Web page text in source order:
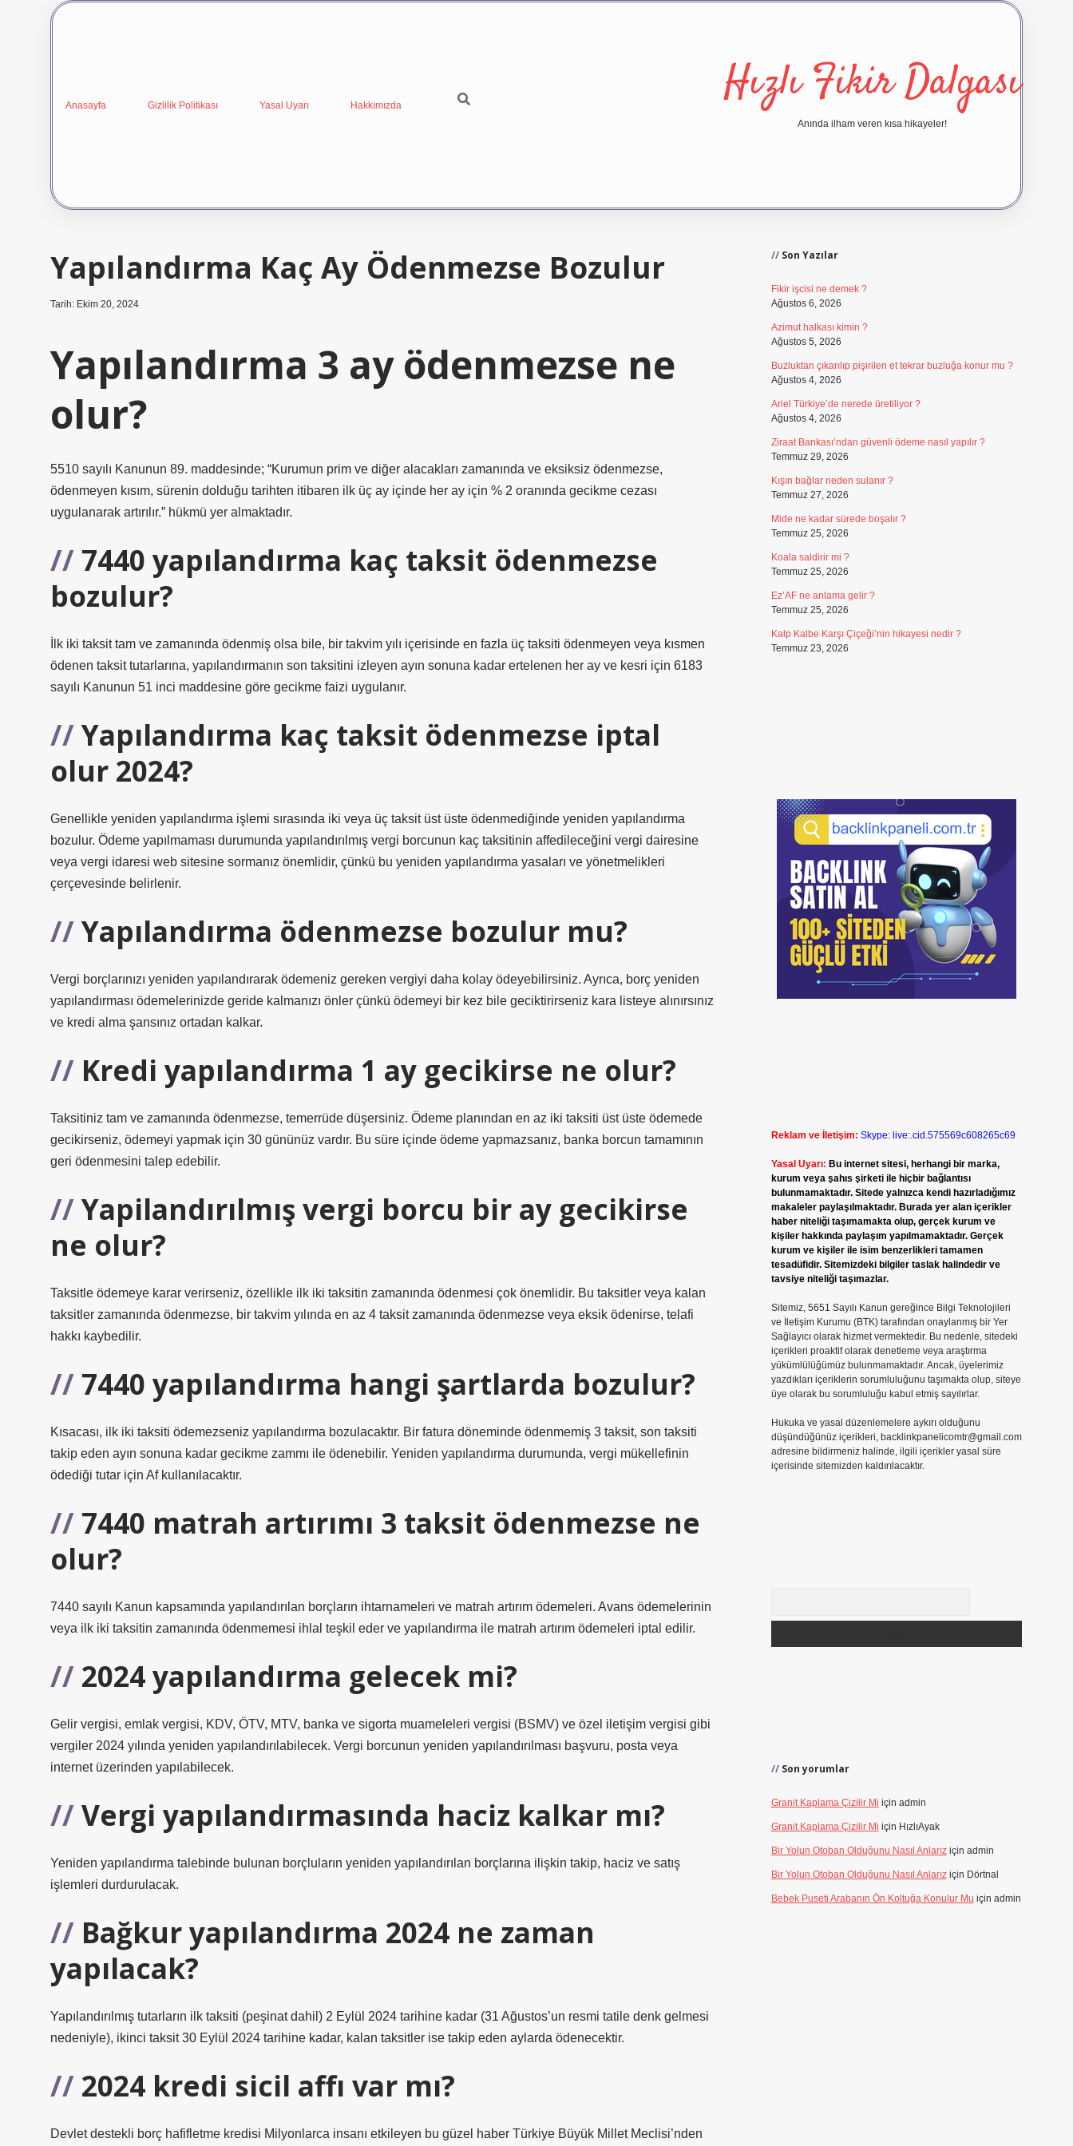
Anasayfa Gizlilik Politikası Yasal Uyarı Hakkımızda Hızlı Fikir Dalgası
Anında ilham veren kısa hikayeler!
Yapılandırma Kaç Ay Ödenmezse Bozulur
Tarih: Ekim 20, 2024
Yapılandırma 3 ay ödenmezse ne
olur?
5510 sayılı Kanunun 89. maddesinde; “Kurumun prim ve diğer alacakları zamanında ve eksiksiz ödenmezse,
ödenmeyen kısım, sürenin dolduğu tarihten itibaren ilk üç ay içinde her ay için % 2 oranında gecikme cezası
uygulanarak artırılır.” hükmü yer almaktadır.
7440 yapılandırma kaç taksit ödenmezse
bozulur?
İlk iki taksit tam ve zamanında ödenmiş olsa bile, bir takvim yılı içerisinde en fazla üç taksiti ödenmeyen veya kısmen
ödenen taksit tutarlarına, yapılandırmanın son taksitini izleyen ayın sonuna kadar ertelenen her ay ve kesri için 6183
sayılı Kanunun 51 inci maddesine göre gecikme faizi uygulanır.
Yapılandırma kaç taksit ödenmezse iptal
olur 2024?
Genellikle yeniden yapılandırma işlemi sırasında iki veya üç taksit üst üste ödenmediğinde yeniden yapılandırma
bozulur. Ödeme yapılmaması durumunda yapılandırılmış vergi borcunun kaç taksitinin affedileceğini vergi dairesine
veya vergi idaresi web sitesine sormanız önemlidir, çünkü bu yeniden yapılandırma yasaları ve yönetmelikleri
çerçevesinde belirlenir.
Yapılandırma ödenmezse bozulur mu?
Vergi borçlarınızı yeniden yapılandırarak ödemeniz gereken vergiyi daha kolay ödeyebilirsiniz. Ayrıca, borç yeniden
yapılandırması ödemelerinizde geride kalmanızı önler çünkü ödemeyi bir kez bile geciktirirseniz kara listeye alınırsınız
ve kredi alma şansınız ortadan kalkar.
Kredi yapılandırma 1 ay gecikirse ne olur?
Taksitiniz tam ve zamanında ödenmezse, temerrüde düşersiniz. Ödeme planından en az iki taksiti üst üste ödemede
gecikirseniz, ödemeyi yapmak için 30 gününüz vardır. Bu süre içinde ödeme yapmazsanız, banka borcun tamamının
geri ödenmesini talep edebilir.
Yapilandırılmış vergi borcu bir ay gecikirse
ne olur?
Taksitle ödemeye karar verirseniz, özellikle ilk iki taksitin zamanında ödenmesi çok önemlidir. Bu taksitler veya kalan
taksitler zamanında ödenmezse, bir takvim yılında en az 4 taksit zamanında ödenmezse veya eksik ödenirse, telafi
hakkı kaybedilir.
7440 yapılandırma hangi şartlarda bozulur?
Kısacası, ilk iki taksiti ödemezseniz yapılandırma bozulacaktır. Bir fatura döneminde ödenmemiş 3 taksit, son taksiti
takip eden ayın sonuna kadar gecikme zammı ile ödenebilir. Yeniden yapılandırma durumunda, vergi mükellefinin
ödediği tutar için Af kullanılacaktır.
7440 matrah artırımı 3 taksit ödenmezse ne
olur?
7440 sayılı Kanun kapsamında yapılandırılan borçların ihtarnameleri ve matrah artırım ödemeleri. Avans ödemelerinin
veya ilk iki taksitin zamanında ödenmemesi ihlal teşkil eder ve yapılandırma ile matrah artırım ödemeleri iptal edilir.
2024 yapılandırma gelecek mi?
Gelir vergisi, emlak vergisi, KDV, ÖTV, MTV, banka ve sigorta muameleleri vergisi (BSMV) ve özel iletişim vergisi gibi
vergiler 2024 yılında yeniden yapılandırılabilecek. Vergi borcunun yeniden yapılandırılması başvuru, posta veya
internet üzerinden yapılabilecek.
Vergi yapılandırmasında haciz kalkar mı?
Yeniden yapılandırma talebinde bulunan borçluların yeniden yapılandırılan borçlarına ilişkin takip, haciz ve satış
işlemleri durdurulacak.
Bağkur yapılandırma 2024 ne zaman
yapılacak?
Yapılandırılmış tutarların ilk taksiti (peşinat dahil) 2 Eylül 2024 tarihine kadar (31 Ağustos’un resmi tatile denk gelmesi
nedeniyle), ikinci taksit 30 Eylül 2024 tarihine kadar, kalan taksitler ise takip eden aylarda ödenecektir.
2024 kredi sicil affı var mı?
Devlet destekli borç hafifletme kredisi Milyonlarca insanı etkileyen bu güzel haber Türkiye Büyük Millet Meclisi’nden
Son Yazılar
Fikir işcisi ne demek ?
Ağustos 6, 2026
Azimut halkası kimin ?
Ağustos 5, 2026
Buzluktan çıkarılıp pişirilen et tekrar buzluğa konur mu ?
Ağustos 4, 2026
Ariel Türkiye’de nerede üretiliyor ?
Ağustos 4, 2026
Ziraat Bankası’ndan güvenli ödeme nasıl yapılır ?
Temmuz 29, 2026
Kışın bağlar neden sulanır ?
Temmuz 27, 2026
Mide ne kadar sürede boşalır ?
Temmuz 25, 2026
Koala saldirir mi ?
Temmuz 25, 2026
Ez’AF ne anlama gelir ?
Temmuz 25, 2026
Kalp Kalbe Karşı Çiçeği’nin hikayesi nedir ?
Temmuz 23, 2026
Reklam ve İletişim: Skype: live:.cid.575569c608265c69
Yasal Uyarı: Bu internet sitesi, herhangi bir marka,
kurum veya şahıs şirketi ile hiçbir bağlantısı
bulunmamaktadır. Sitede yalnızca kendi hazırladığımız
makaleler paylaşılmaktadır. Burada yer alan içerikler
haber niteliği taşımamakta olup, gerçek kurum ve
kişiler hakkında paylaşım yapılmamaktadır. Gerçek
kurum ve kişiler ile isim benzerlikleri tamamen
tesadüfidir. Sitemizdeki bilgiler taslak halindedir ve
tavsiye niteliği taşımazlar.
Sitemiz, 5651 Sayılı Kanun gereğince Bilgi Teknolojileri
ve İletişim Kurumu (BTK) tarafından onaylanmış bir Yer
Sağlayıcı olarak hizmet vermektedir. Bu nedenle, sitedeki
içerikleri proaktif olarak denetleme veya araştırma
yükümlülüğümüz bulunmamaktadır. Ancak, üyelerimiz
yazdıkları içeriklerin sorumluluğunu taşımakta olup, siteye
üye olarak bu sorumluluğu kabul etmiş sayılırlar.
Hukuka ve yasal düzenlemelere aykırı olduğunu
düşündüğünüz içerikleri, backlinkpanelicomtr@gmail.com
adresine bildirmeniz halinde, ilgili içerikler yasal süre
içerisinde sitemizden kaldırılacaktır.
Son yorumlar
Granit Kaplama Çizilir Mi için admin
Granit Kaplama Çizilir Mi için HızlıAyak
Bir Yolun Otoban Olduğunu Nasıl Anlarıziçin admin
Bir Yolun Otoban Olduğunu Nasıl Anlarıziçin Dörtnal
Bebek Puseti Arabanın Ön Koltuğa Konulur Mu için admin